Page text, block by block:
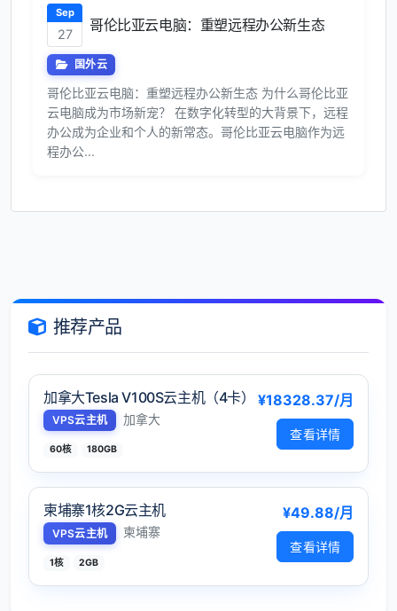
Sep
27
哥伦比亚云电脑：重塑远程办公新生态
国外云
哥伦比亚云电脑：重塑远程办公新生态 为什么哥伦比亚
云电脑成为市场新宠？ 在数字化转型的大背景下，远程
办公成为企业和个人的新常态。哥伦比亚云电脑作为远
程办公...
推荐产品
加拿大Tesla V100S云主机（4卡）
VPS云主机 加拿大
60核 180GB
¥18328.37/月
查看详情
柬埔寨1核2G云主机
VPS云主机 柬埔寨
1核 2GB
¥49.88/月
查看详情